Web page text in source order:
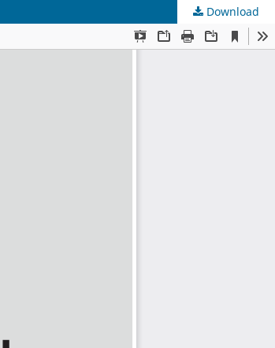
Download